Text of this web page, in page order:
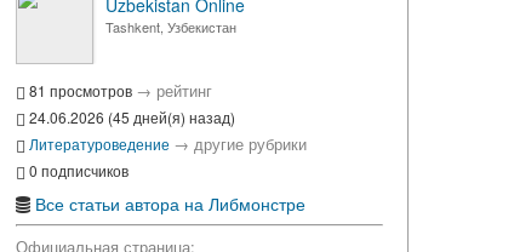
Uzbekistan Online
Tashkent, Узбекистан
81 просмотров → рейтинг
24.06.2026 (45 дней(я) назад)
Литературоведение → другие рубрики
0 подписчиков
Все статьи автора на Либмонстре
Официальная страница: